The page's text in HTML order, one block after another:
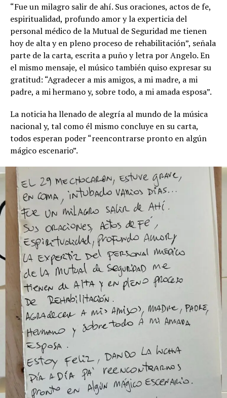
“Fue un milagro salir de ahí. Sus oraciones, actos de fe,
espiritualidad, profundo amor y la experticia del
personal médico de la Mutual de Seguridad me tienen
hoy de alta y en pleno proceso de rehabilitación”, señala
parte de la carta, escrita a puño y letra por Angelo. En
el mismo mensaje, el músico también quiso expresar su
gratitud: “Agradecer a mis amigos, a mi madre, a mi
padre, a mi hermano y, sobre todo, a mi amada esposa”.
La noticia ha llenado de alegría al mundo de la música
nacional y, tal como él mismo concluye en su carta,
todos esperan poder “reencontrarse pronto en algún
mágico escenario”.